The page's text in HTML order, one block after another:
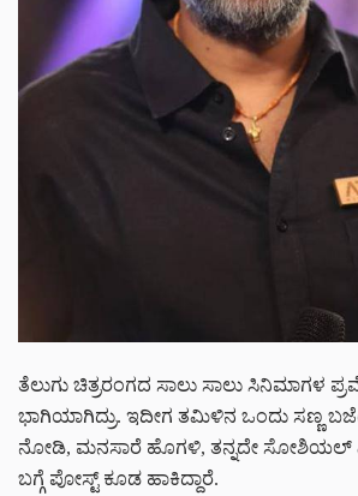
ತೆಲುಗು ಚಿತ್ರರಂಗದ ಸಾಲು ಸಾಲು ಸಿನಿಮಾಗಳ
ಭಾಗಿಯಾಗಿದ್ರು. ಇದೀಗ ತಮಿಳಿನ ಒಂದು ಸಣ್ಣ
ನೋಡಿ, ಮನಸಾರೆ ಹೊಗಳಿ, ತನ್ನದೇ ಸೋಶಿಯಲ್
ಬಗ್ಗೆ ಪೋಸ್ಟ್ ಕೂಡ ಹಾಕಿದ್ದಾರೆ.